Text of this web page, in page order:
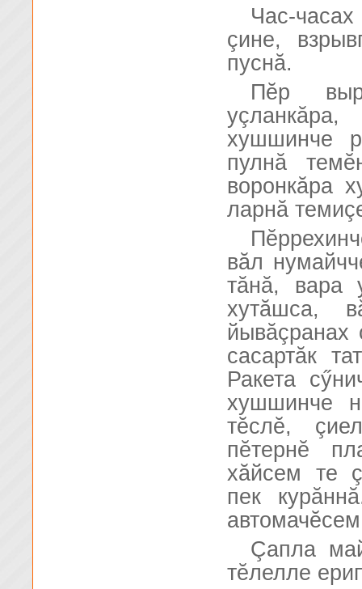
Час-
çине,
пуснă.
Пĕр
хушшинче
пулнă
воронкăра
ларнă
вăл
тăнă, вара
хутăшса,
сасартăк
Ракета
хушшинче
тĕслĕ,
пĕтернĕ
хăйсем те
пек
Çапла
тĕлелле